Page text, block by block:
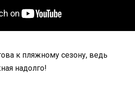
к пляжному сезону, ведь
надолго!